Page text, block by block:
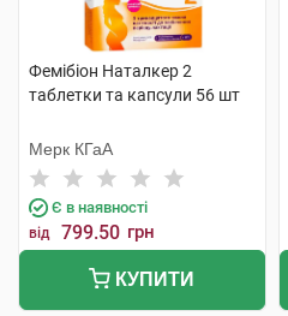
Фемібіон Наталкер 2
таблетки та капсули 56 шт
Мерк КГаА
Є в наявності
від 799.50 грн
КУПИТИ